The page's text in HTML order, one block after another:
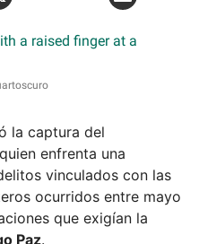
la captura del
enfrenta una
vinculados con las
ocurridos entre mayo
que exigían la
Paz.